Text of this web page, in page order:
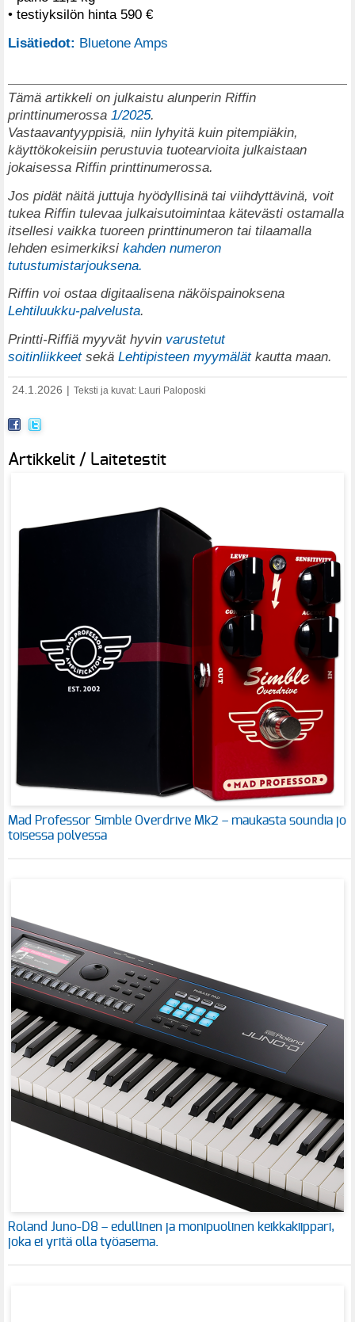
• testiyksilön hinta 590 €
Lisätiedot: Bluetone Amps
Tämä artikkeli on julkaistu alunperin Riffin
printtinumerossa 1/2025.
Vastaavantyyppisiä, niin lyhyitä kuin pitempiäkin,
käyttökokeisiin perustuvia tuotearvioita julkaistaan
jokaisessa Riffin printtinumerossa.
Jos pidät näitä juttuja hyödyllisinä tai viihdyttävinä, voit
tukea Riffin tulevaa julkaisutoimintaa kätevästi ostamalla
itsellesi vaikka tuoreen printtinumeron tai tilaamalla
lehden esimerkiksi kahden numeron
tutustumistarjouksena.
Riffin voi ostaa digitaalisena näköispainoksena
Lehtiluukku-palvelusta.
Printti-Riffiä myyvät hyvin varustetut
soitinliikkeet sekä Lehtipisteen myymälätkautta maan.
24.1.2026 | Teksti ja kuvat: Lauri Paloposki
Artikkelit / Laitetestit
Mad Professor Simble Overdrive Mk2 – maukasta soundia jo
toisessa polvessa
Roland Juno-D8 – edullinen ja monipuolinen keikkakiippari,
joka ei yritä olla työasema.